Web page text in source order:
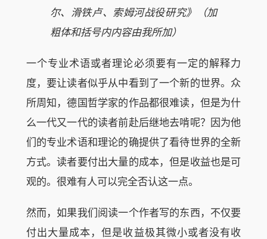
尔、滑铁卢、索姆河战役研究》（加
粗体和括号内内容由我所加）
一个专业术语或者理论必须要有一定的解释力
度，要让读者似乎从中看到了一个新的世界。众
所周知，德国哲学家的作品都很难读，但是为什
么一代又一代的读者前赴后继地去啃呢？因为他
们的专业术语和理论的确提供了看待世界的全新
方式。读者要付出大量的成本，但是收益也是可
观的。很难有人可以完全否认这一点。
然而，如果我们阅读一个作者写的东西，不仅要
付出大量成本，但是收益极其微小或者没有收